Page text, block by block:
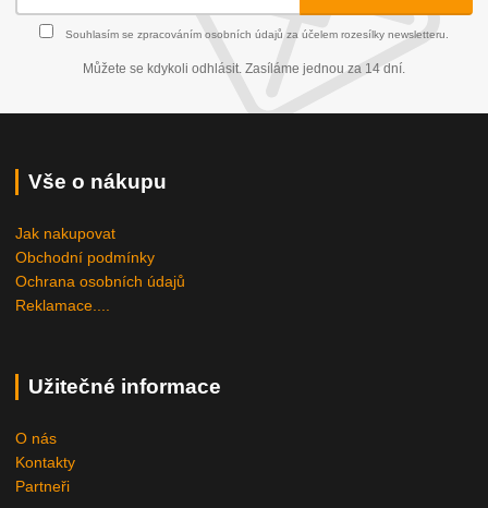
Souhlasím se zpracováním osobních údajů za účelem rozesílky newsletteru.
Můžete se kdykoli odhlásit. Zasíláme jednou za 14 dní.
Vše o nákupu
Jak nakupovat
Obchodní podmínky
Ochrana osobních údajů
Reklamace....
Užitečné informace
O nás
Kontakty
Partneři